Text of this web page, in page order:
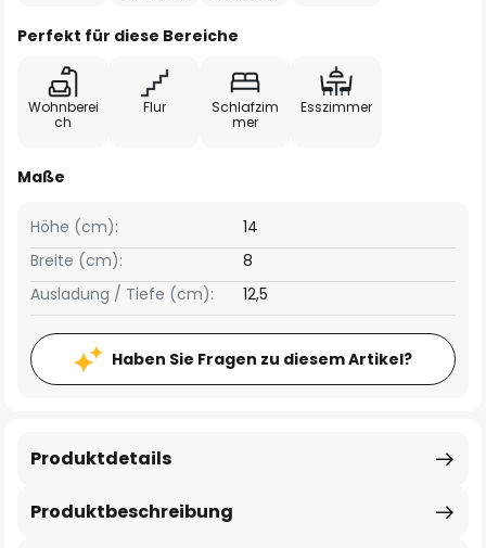
Perfekt für diese Bereiche
Wohnberei
ch
Flur
Schlafzim
mer
Esszimmer
Maße
Breite (cm): 8
Höhe (cm): 14
Ausladung / Tiefe (cm): 12,5
Haben Sie Fragen zu diesem Artikel?
Produktbeschreibung
Produktdetails